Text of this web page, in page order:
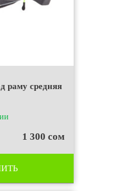
раму средняя
1 300 сом